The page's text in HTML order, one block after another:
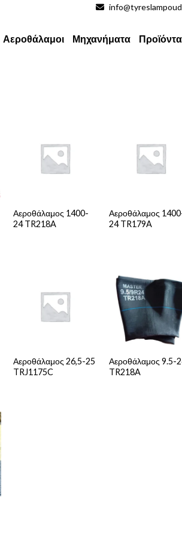
Αεροθάλαμοι Μηχανήματα
Αεροθάλαμος 1400-
24 TR218A
Αεροθάλαμος
24 TR179A
Αεροθάλαμος 26,5-25
TRJ1175C
Αεροθάλαμος 9.5-
TR218A